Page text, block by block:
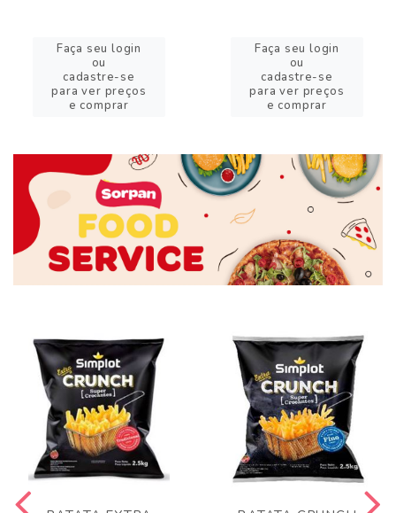
Faça seu login
ou
cadastre-se
para ver preços
e comprar
Faça seu login
ou
cadastre-se
para ver preços
e comprar